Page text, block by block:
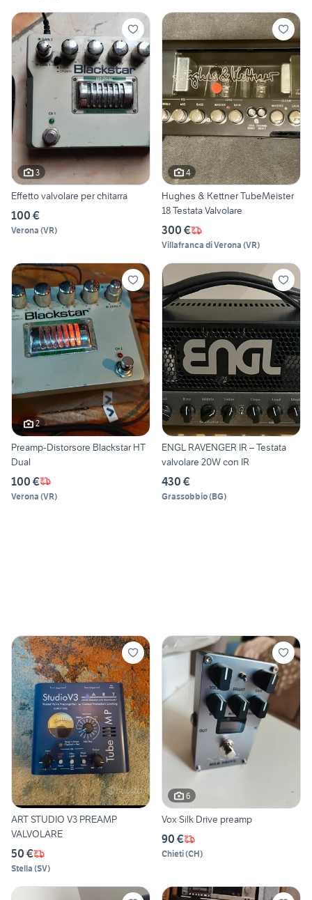
3
Effetto valvolare per chitarra
100 €
Verona (VR)
4
Hughes & Kettner TubeMeister
18 Testata Valvolare
300 €
Villafranca di Verona (VR)
2
Preamp-Distorsore Blackstar HT
Dual
100 €
Verona (VR)
ENGL RAVENGER IR – Testata
valvolare 20W con IR
430 €
Grassobbio(BG)
ART STUDIO V3 PREAMP
VALVOLARE
50 €
Stella (SV)
6
Vox Silk Drive preamp
90 €
Chieti(CH)